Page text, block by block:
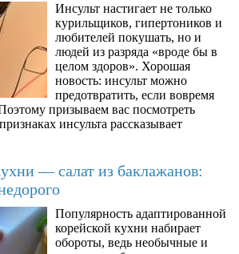
Инсульт настигает не только
курильщиков, гипертоников и
любителей покушать, но и
людей из разряда «вроде бы в
целом здоров». Хорошая
новость: инсульт можно
предотвратить, если вовремя
призываем вас посмотреть
инсульта рассказывает
— салат из баклажанов:
Популярность адаптированной
корейской кухни набирает
обороты, ведь необычные и